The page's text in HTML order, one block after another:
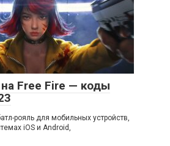
Free Fire — коды
рояль для мобильных устройств,
iOS и Android,